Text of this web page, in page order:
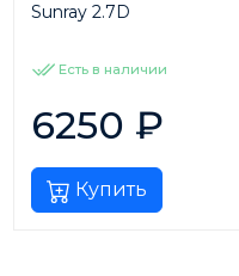
Sunray 2.7D
Есть в наличии
6250 ₽
Купить